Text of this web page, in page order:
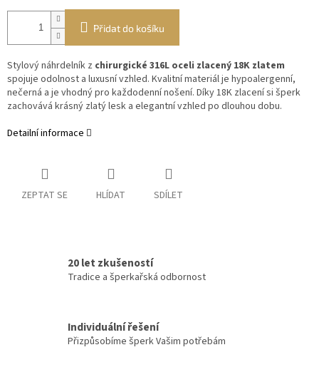
Přidat do košíku
Stylový náhrdelník z chirurgické 316L oceli zlacený 18K zlatem
spojuje odolnost a luxusní vzhled. Kvalitní materiál je hypoalergenní,
nečerná a je vhodný pro každodenní nošení. Díky 18K zlacení si šperk
zachovává krásný zlatý lesk a elegantní vzhled po dlouhou dobu.
Detailní informace
ZEPTAT SE HLÍDAT SDÍLET
20 let zkušeností
Tradice a šperkařská odbornost
Individuální řešení
Přizpůsobíme šperk Vašim potřebám